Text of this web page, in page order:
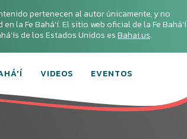
pertenecen al autor únicamente, y no
la Fe Bahá‘í. El sitio web oficial de la Fe Bahá‘í
de los Estados Unidos esBahai.us.
VIDEOS EVENTOS